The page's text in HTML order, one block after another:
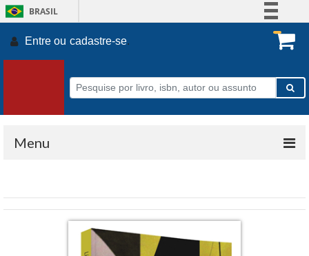
BRASIL
Participe
Acesso à informação
Legislação
Entre ou cadastre-se.
Menu